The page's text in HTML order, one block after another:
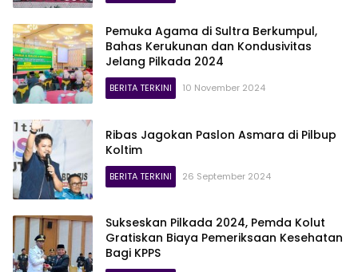
Pemuka Agama di Sultra Berkumpul,
Bahas Kerukunan dan Kondusivitas
Jelang Pilkada 2024
BERITA TERKINI 10 November 2024
Ribas Jagokan Paslon Asmara di Pilbup
Koltim
BERITA TERKINI 26 September 2024
Sukseskan Pilkada 2024, Pemda Kolut
Gratiskan Biaya Pemeriksaan Kesehatan
Bagi KPPS